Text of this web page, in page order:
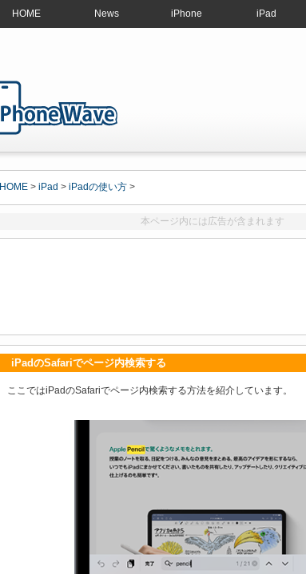
HOME News iPhone iPad
HOME > iPad > iPadの使い方 >
本ページ内には広告が含まれます
iPadのSafariでページ内検索する
ここではiPadのSafariでページ内検索する方法を紹介しています。